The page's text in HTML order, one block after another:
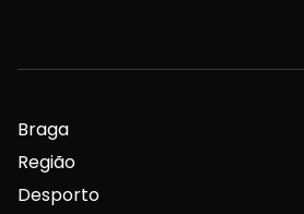
Braga
Região
Desporto